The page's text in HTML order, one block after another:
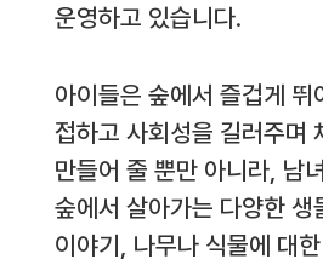
운영하고 있습니다.
아이들은 숲에서 즐겁게 뛰
접하고 사회성을 길러주며
만들어 줄 뿐만 아니라, 남
숲에서 살아가는 다양한 생
이야기, 나무나 식물에 대